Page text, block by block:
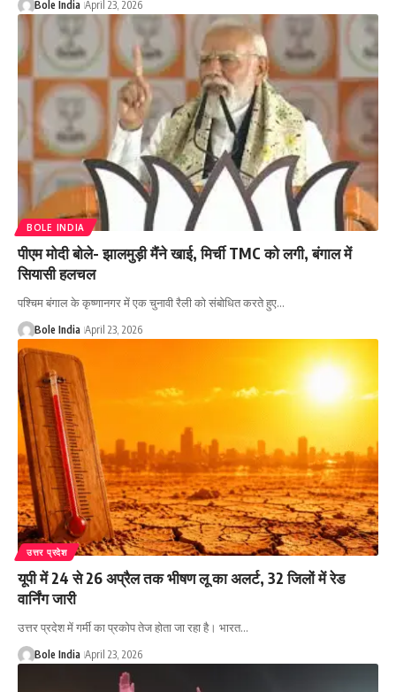
Bole India April 23, 2026
BOLE INDIA
पीएम मोदी बोले- झालमुड़ी मैंने खाई, मिर्ची TMC को लगी, बंगाल में
सियासी हलचल
पश्चिम बंगाल के कृष्णानगर में एक चुनावी रैली को संबोधित करते हुए…
Bole India April 23, 2026
उत्तर प्रदेश
यूपी में 24 से 26 अप्रैल तक भीषण लू का अलर्ट, 32 जिलों में रेड
वार्निंग जारी
उत्तर प्रदेश में गर्मी का प्रकोप तेज होता जा रहा है। भारत…
Bole India April 23, 2026